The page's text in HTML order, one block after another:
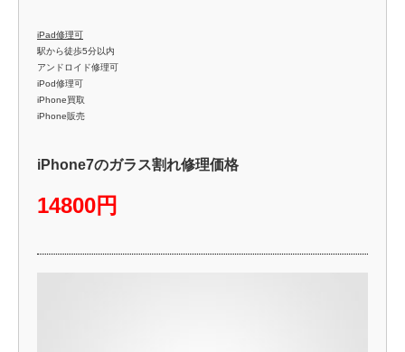
iPad修理可
駅から徒歩5分以内
アンドロイド修理可
iPod修理可
iPhone買取
iPhone販売
iPhone7のガラス割れ修理価格
14800円